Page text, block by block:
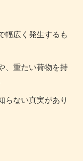
幅広く発生するも
、重たい荷物を持
らない真実があり